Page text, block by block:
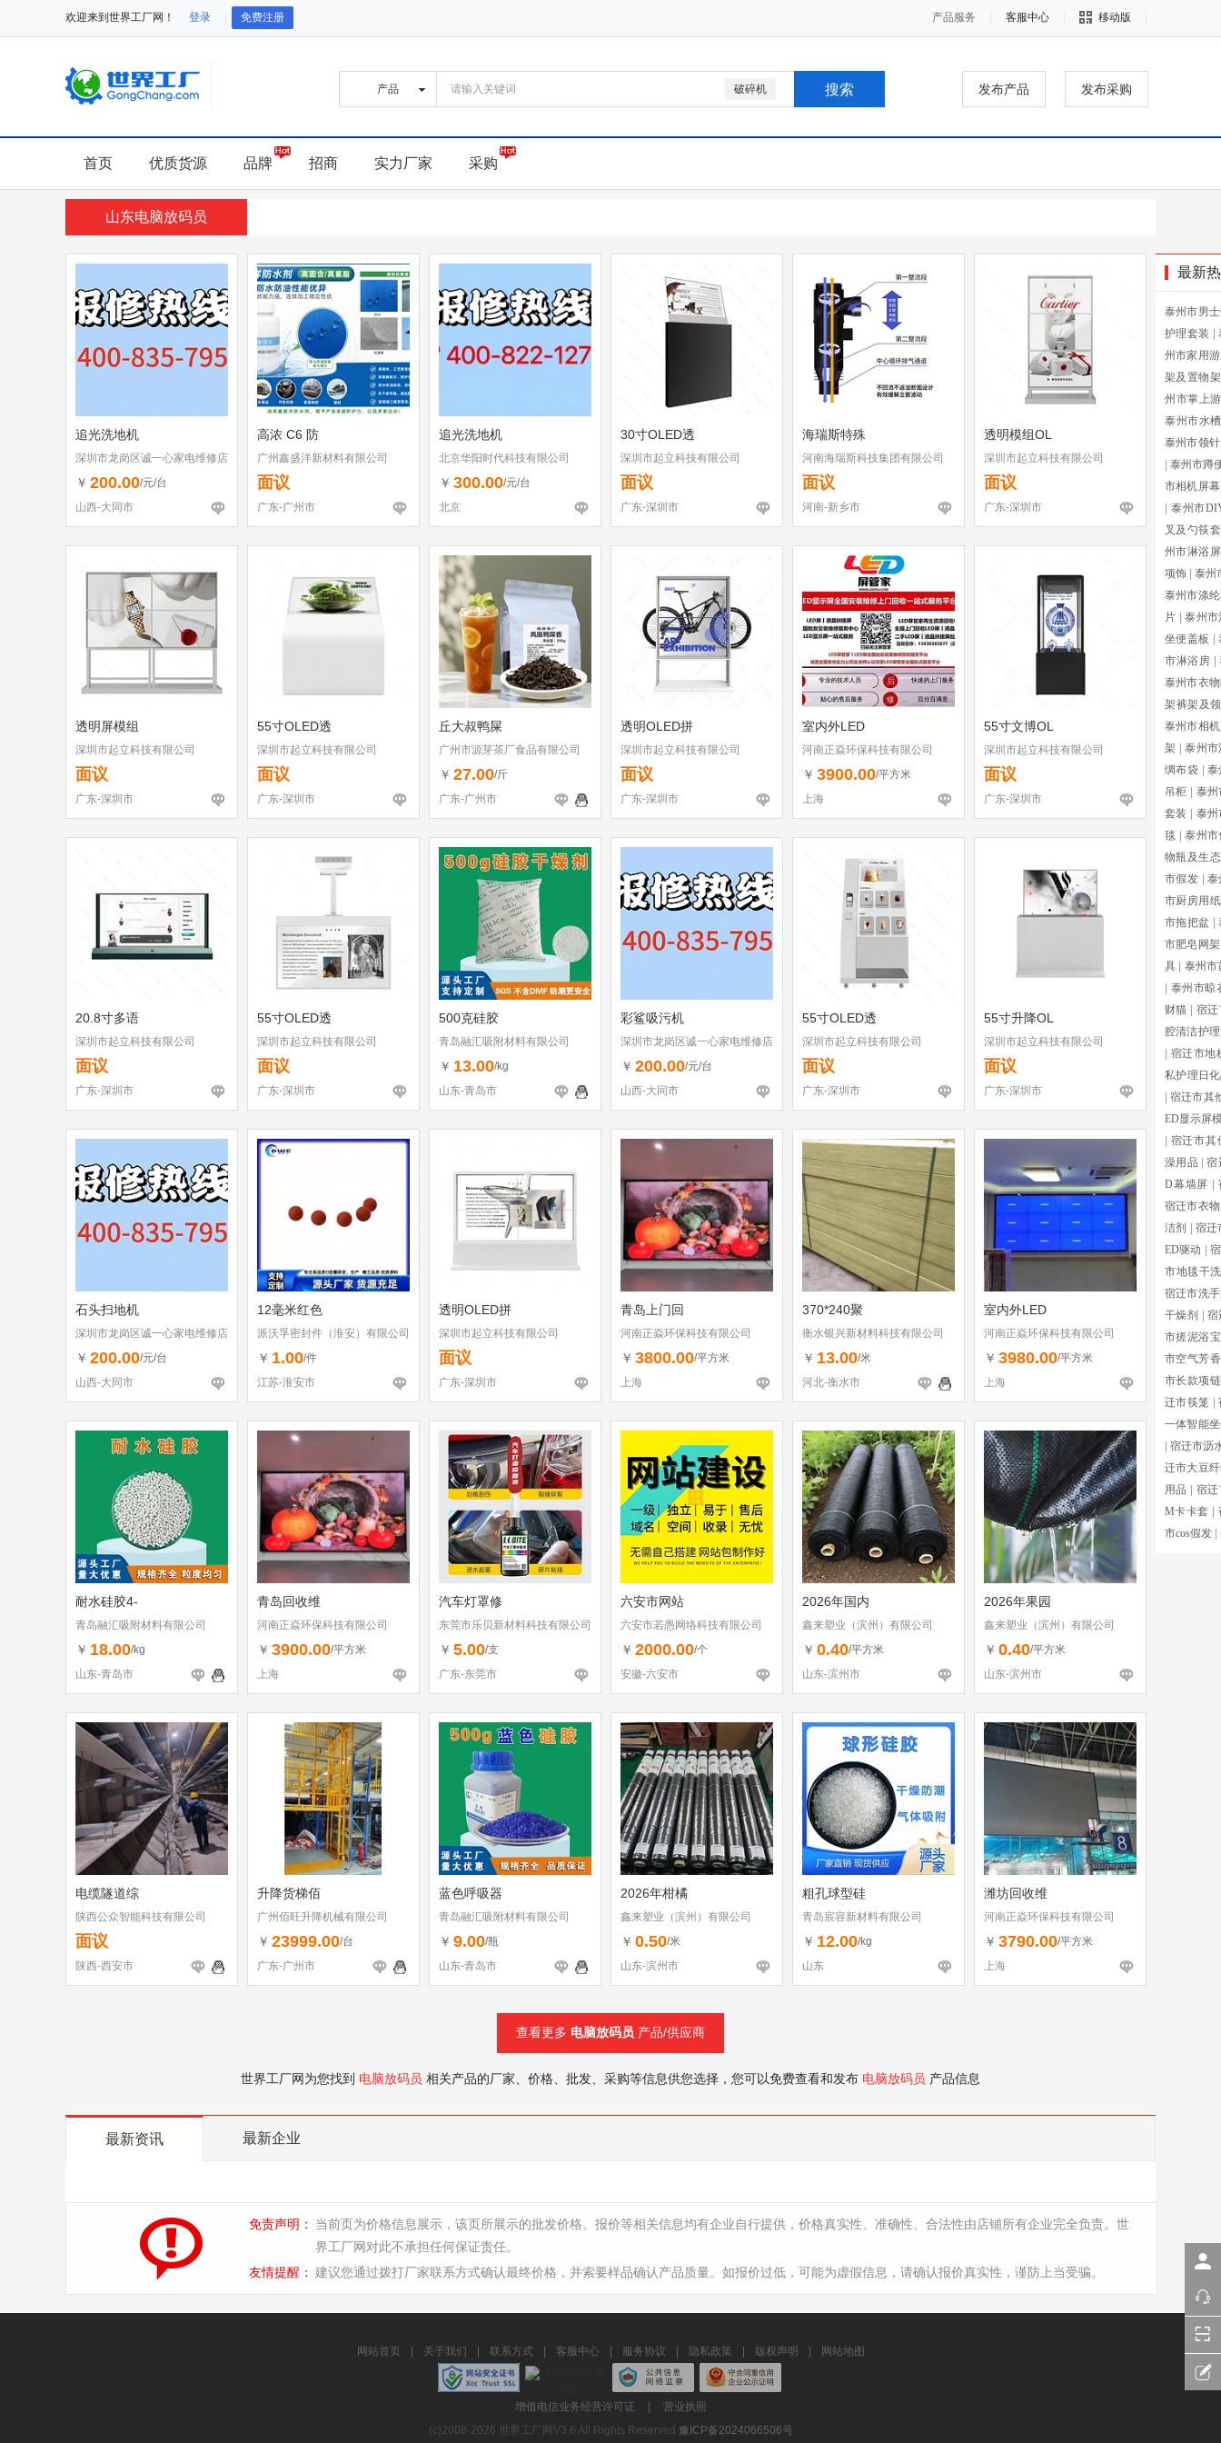
欢迎来到世界工厂网！ 登录 免费注册 产品服务 客服中心 移动版
破碎机 发布产品 发布采购
首页 优质货源 品牌 招商 实力厂家 采购
山东电脑放码员
追光洗地机
深圳市龙岗区诚一心家电维修店
（个体工商户）
￥ 200.00/元/台
山西-大同市
高浓 C6 防
广州鑫盛洋新材料有限公司
面议
广东-广州市
追光洗地机
北京华阳时代科技有限公司
￥ 300.00/元/台
北京
30寸OLED透
深圳市起立科技有限公司
面议
广东-深圳市
海瑞斯特殊
河南海瑞斯科技集团有限公司
面议
河南-新乡市
透明模组OL
深圳市起立科技有限公司
面议
广东-深圳市
透明屏模组
深圳市起立科技有限公司
面议
广东-深圳市
55寸OLED透
深圳市起立科技有限公司
面议
广东-深圳市
丘大叔鸭屎
广州市源芽茶厂食品有限公司
￥ 27.00/斤
广东-广州市
透明OLED拼
深圳市起立科技有限公司
面议
广东-深圳市
室内外LED
河南正焱环保科技有限公司
￥ 3900.00/平方米
上海
55寸文博OL
深圳市起立科技有限公司
面议
广东-深圳市
20.8寸多语
深圳市起立科技有限公司
面议
广东-深圳市
55寸OLED透
深圳市起立科技有限公司
面议
广东-深圳市
500克硅胶
青岛融汇吸附材料有限公司
￥ 13.00/kg
山东-青岛市
彩鲨吸污机
深圳市龙岗区诚一心家电维修店
（个体工商户）
￥ 200.00/元/台
山西-大同市
55寸OLED透
深圳市起立科技有限公司
面议
广东-深圳市
55寸升降OL
深圳市起立科技有限公司
面议
广东-深圳市
石头扫地机
深圳市龙岗区诚一心家电维修店
（个体工商户）
￥ 200.00/元/台
山西-大同市
12毫米红色
派沃孚密封件（淮安）有限公司
￥ 1.00/件
江苏-淮安市
透明OLED拼
深圳市起立科技有限公司
面议
广东-深圳市
青岛上门回
河南正焱环保科技有限公司
￥ 3800.00/平方米
上海
370*240聚
衡水银兴新材料科技有限公司
￥ 13.00/米
河北-衡水市
室内外LED
河南正焱环保科技有限公司
￥ 3980.00/平方米
上海
耐水硅胶4-
青岛融汇吸附材料有限公司
￥ 18.00/kg
山东-青岛市
青岛回收维
河南正焱环保科技有限公司
￥ 3900.00/平方米
上海
汽车灯罩修
东莞市乐贝新材料科技有限公司
￥ 5.00/支
广东-东莞市
六安市网站
六安市若愚网络科技有限公司
￥ 2000.00/个
安徽-六安市
2026年国内
鑫来塑业（滨州）有限公司
￥ 0.40/平方米
山东-滨州市
2026年果园
鑫来塑业（滨州）有限公司
￥ 0.40/平方米
山东-滨州市
电缆隧道综
陕西公众智能科技有限公司
面议
陕西-西安市
升降货梯佰
广州佰旺升降机械有限公司
￥ 23999.00/台
广东-广州市
蓝色呼吸器
青岛融汇吸附材料有限公司
￥ 9.00/瓶
山东-青岛市
2026年柑橘
鑫来塑业（滨州）有限公司
￥ 0.50/米
山东-滨州市
粗孔球型硅
青岛宸容新材料有限公司
￥ 12.00/kg
山东
潍坊回收维
河南正焱环保科技有限公司
￥ 3790.00/平方米
上海
查看更多 电脑放码员 产品/供应商
世界工厂网为您找到 电脑放码员 相关产品的厂家、价格、批发、采购等信息供您选择，您可以免费查看和发布 电脑放码员 产品信息
最新
泰州市男
护理套装
州市家用
架及置物架
州市掌上
泰州市水
泰州市领针
泰州市蹲
市相机屏
泰州市
叉及勺筷
州市淋浴屏
项饰
泰州
泰州市涤
片
泰州市
坐便盖板
市淋浴房
泰州市衣
架裤架及
泰州市相
架
泰州市
绸布袋
泰
吊柜
泰州
套装
泰
毯
泰州市
物瓶及生
市假发
泰
市厨房用纸
市拖把盆
市肥皂网架
具
泰州市
泰州市晾
财猫
宿
腔清洁护理
宿迁市地
私护理日
宿迁市其
ED显示屏
宿迁市其
澡用品
宿
D幕墙屏
宿迁市衣
洁剂
宿迁
ED驱动
市地毯干
宿迁市洗
干燥剂
宿
市搓泥浴宝
市空气芳
市长款项链
迁市筷笼
一体智能
宿迁市沥
迁市大豆
用品
宿
M卡卡套
市cos假发
最新资讯 最新企业
免责声明：
当前页为价格信息展示，该页所展示的批发价格、报价等相关信息均有企业自行提供，价格真实性、准确性、合法性由店铺所有企业完全负责。世
界工厂网对此不承担任何保证责任。
友情提醒： 建议您通过拨打厂家联系方式确认最终价格，并索要样品确认产品质量。如报价过低，可能为虚假信息，请确认报价真实性，谨防上当受骗。
网站首页 关于我们 联系方式 客服中心 服务协议 隐私政策 版权声明 网站地图
增值电信业务经营许可证
营业执照
(c)2008-2026 世界工厂网V3.6 All Rights Reserved 豫ICP备2024066506号